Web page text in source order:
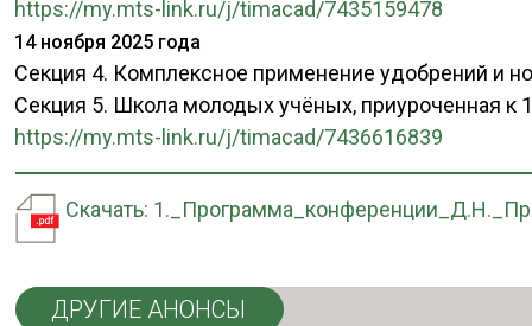
https://my.mts-link.ru/j/timacad/7435159478
14 ноября 2025 года
Секция 4. Комплексное применение удобрений и
Секция 5. Школа молодых учёных, приуроченная
https://my.mts-link.ru/j/timacad/7436616839
Скачать:
ДРУГИЕ АНОНСЫ